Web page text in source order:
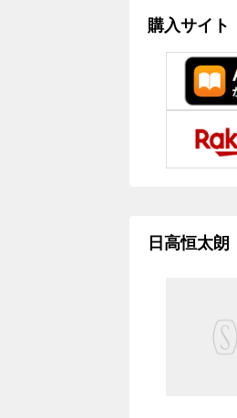
購入サイト
日高恒太朗